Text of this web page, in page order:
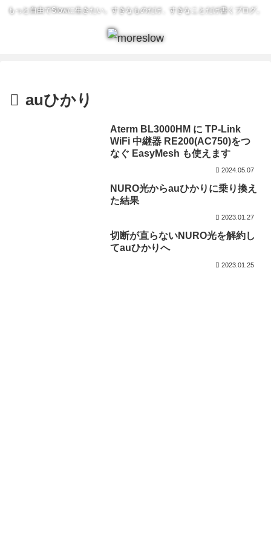
もっと自由でSlowに生きたい。すきなものだけ、すきなことだけ書くブログ。
auひかり
Aterm BL3000HM に TP-Link
WiFi 中継器 RE200(AC750)をつ
なぐ EasyMesh も使えます
2024.05.07
NURO光からauひかりに乗り換え
た結果
2023.01.27
切断が直らないNURO光を解約し
てauひかりへ
2023.01.25